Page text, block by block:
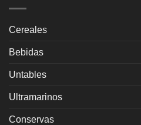
Cereales
Bebidas
Untables
Ultramarinos
Conservas